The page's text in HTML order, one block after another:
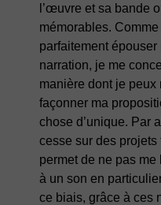
l’œuvre et sa bande
mémorables.
parfaitement
narration, je me
manière dont je peux
façonner ma
chose d’unique. Par
cesse sur des projets
permet de ne pas
à un son en
ce biais, grâce à ces